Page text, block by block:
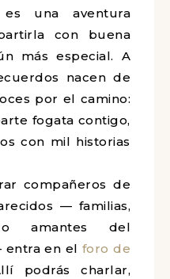
es una aventura
con buena
más especial. A
nacen de
por el camino:
fogata contigo,
con mil historias
compañeros de
— familias,
o amantes del
entra en el foro de
podrás charlar,